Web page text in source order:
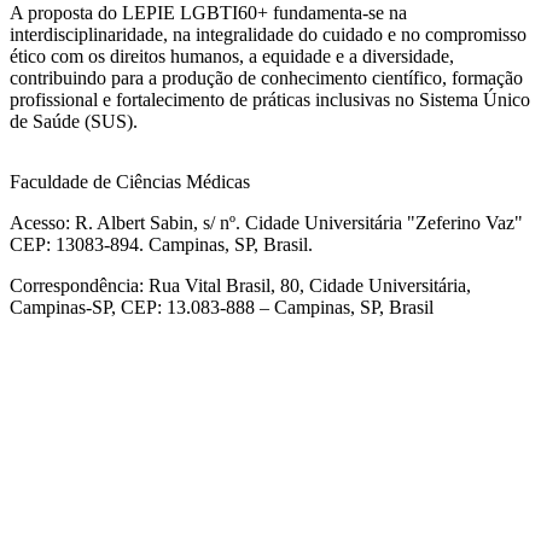
A proposta do LEPIE LGBTI60+ fundamenta-se na
interdisciplinaridade, na integralidade do cuidado e no compromisso
ético com os direitos humanos, a equidade e a diversidade,
contribuindo para a produção de conhecimento científico, formação
profissional e fortalecimento de práticas inclusivas no Sistema Único
de Saúde (SUS).
Faculdade de Ciências Médicas
Acesso: R. Albert Sabin, s/ nº. Cidade Universitária "Zeferino Vaz"
CEP: 13083-894. Campinas, SP, Brasil.
Correspondência: Rua Vital Brasil, 80, Cidade Universitária,
Campinas-SP, CEP: 13.083-888 – Campinas, SP, Brasil